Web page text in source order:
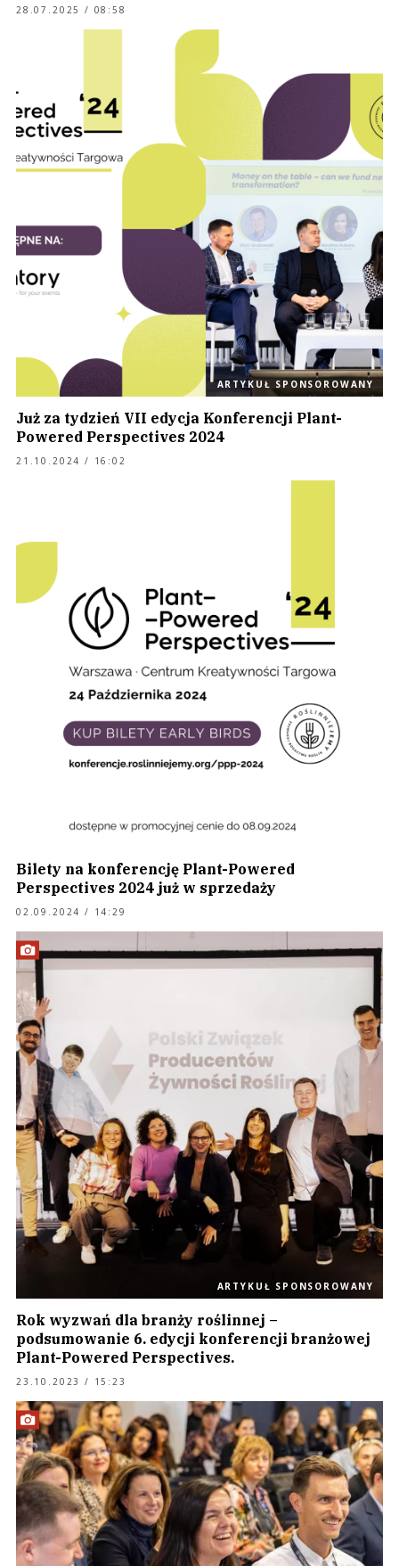
28.07.2025 / 08:58
ARTYKUŁ SPONSOROWANY
Już za tydzień VII edycja Konferencji Plant-
Powered Perspectives 2024
21.10.2024 / 16:02
ARTYKUŁ SPONSOROWANY
Bilety na konferencję Plant-Powered
Perspectives 2024 już w sprzedaży
02.09.2024 / 14:29
ARTYKUŁ SPONSOROWANY
Rok wyzwań dla branży roślinnej –
podsumowanie 6. edycji konferencji branżowej
Plant-Powered Perspectives.
23.10.2023 / 15:23